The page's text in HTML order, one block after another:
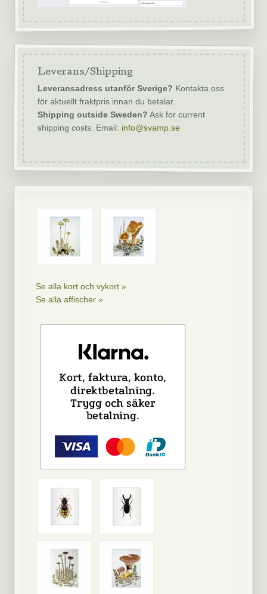
Leverans/Shipping
Leveransadress utanför Sverige? Kontakta oss
för aktuellt fraktpris innan du betalar.
Shipping outside Sweden? Ask for current
shipping costs. Email: info@svamp.se
Se alla kort och vykort »
Se alla affischer »